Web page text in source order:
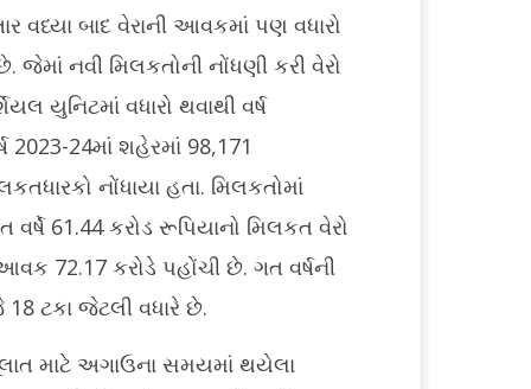
વધ્યા બાદ વેરાની આવકમાં પણ વધારો
જેમાં નવી મિલકતોની નોંધણી કરી વેરો
યુનિટમાં વધારો થવાથી વર્ષ
2023-24માં શહેરમાં 98,171
નોંધાયા હતા. મિલકતોમાં
વર્ષે 61.44 કરોડ રૂપિયાનો મિલકત વેરો
72.17 કરોડે પહોંચી છે. ગત વર્ષની
ટકા જેટલી વધારે છે.
માટે અગાઉના સમયમાં થયેલા